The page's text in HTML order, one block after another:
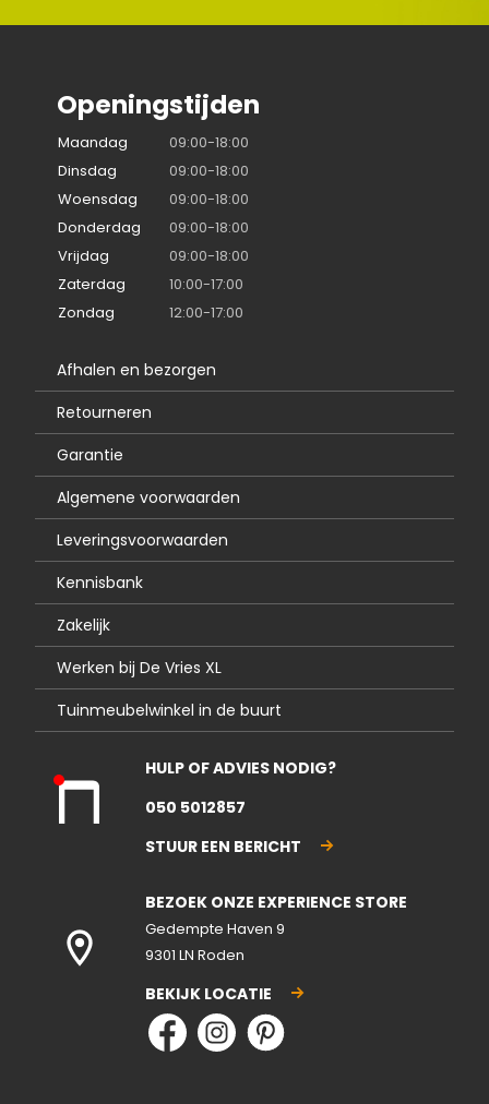
Openingstijden
Maandag
09:00-18:00
Dinsdag
09:00-18:00
Woensdag
09:00-18:00
Donderdag
09:00-18:00
Vrijdag
09:00-18:00
Zaterdag
10:00-17:00
Zondag
12:00-17:00
Afhalen en bezorgen
Retourneren
Garantie
Algemene voorwaarden
Leveringsvoorwaarden
Kennisbank
Zakelijk
Werken bij De Vries XL
Tuinmeubelwinkel in de buurt
nte
ote
n
HULP OF ADVIES NODIG?
050 5012857
STUUR EEN BERICHT
BEZOEK ONZE EXPERIENCE STORE
Gedempte Haven 9
9301 LN Roden
BEKIJK LOCATIE